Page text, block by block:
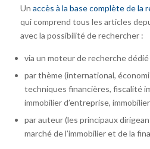
Un accès à la base complète de la
qui comprend tous les articles
avec la possibilité de rechercher :
via un moteur de recherche dédié
par thème (international,
techniques financières, fiscalité
immobilier d’entreprise,
par auteur (les principaux
marché de l’immobilier et de la